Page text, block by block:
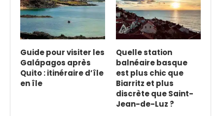
Guide pour visiter les
Galápagos après
Quito : itinéraire d’île
en île
Quelle station
balnéaire basque
est plus chic que
Biarritz et plus
discrète que Saint-
Jean-de-Luz ?